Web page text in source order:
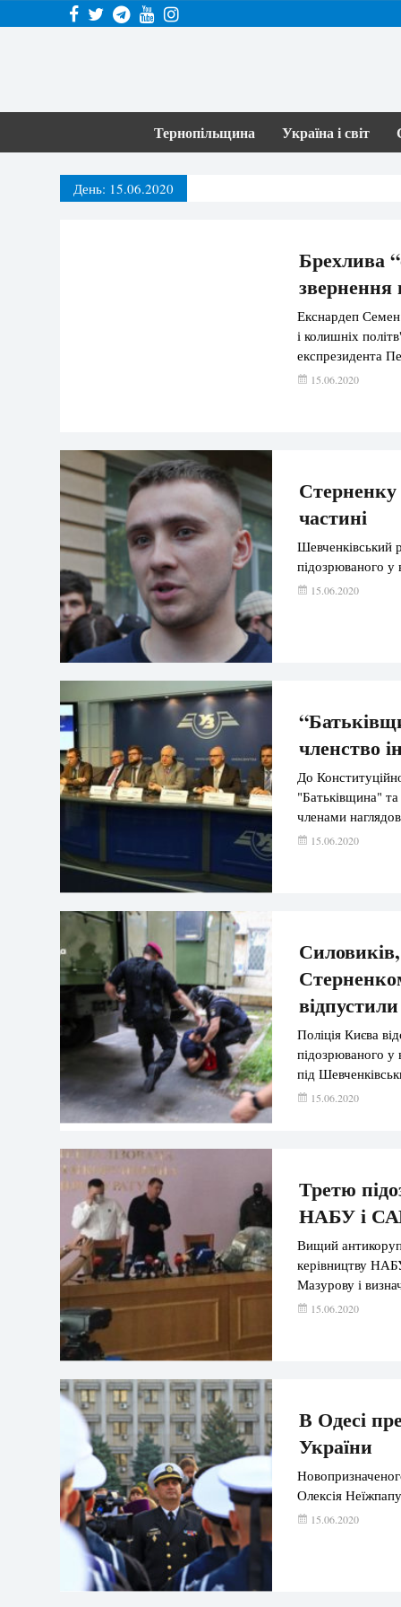
Тернопільщина Україна і світ
День: 15.06.2020
Брехлива
звернення
Екснардеп Семен
і колишніх
експрезидента
15.06.2020
частині
Шевченківський
підозрюваного у
15.06.2020
членство
До
"Батьківщина"
членами
15.06.2020
відпустили
Поліція Києва
підозрюваного у
під
15.06.2020
Третю
НАБУ і
Вищий
керівництву
Мазурову і
15.06.2020
В Одесі
України
Олексія
15.06.2020